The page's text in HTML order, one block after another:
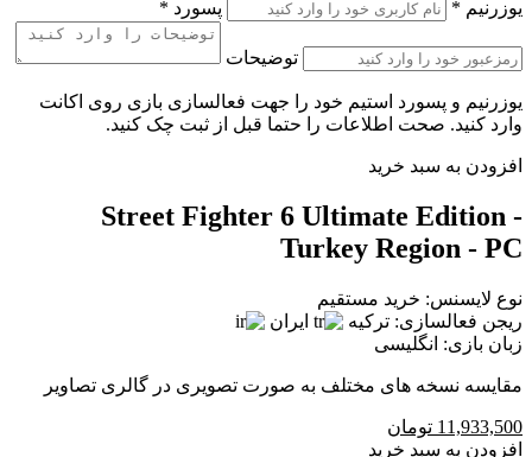
یوزرنیم * پسورد *
توضیحات
یوزرنیم و پسورد استیم خود را جهت فعالسازی بازی روی اکانت
وارد کنید. صحت اطلاعات را حتما قبل از ثبت چک کنید.
افزودن به سبد خرید
Street Fighter 6 Ultimate Edition -
Turkey Region - PC
نوع لایسنس: خرید مستقیم
ریجن فعالسازی: ترکیه
ایران
زبان بازی: انگلیسی
مقایسه نسخه های مختلف به صورت تصویری در گالری تصاویر
11,933,500 تومان
افزودن به سبد خرید